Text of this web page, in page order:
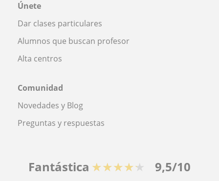
Únete
Dar clases particulares
Alumnos que buscan profesor
Alta centros
Comunidad
Novedades y Blog
Preguntas y respuestas
Fantástica ★★★★★ 9,5/10